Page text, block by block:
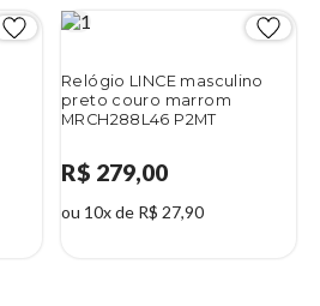
Relógio LINCE masculino
preto couro marrom
MRCH288L46 P2MT
R$ 279,00
ou 10x de R$ 27,90